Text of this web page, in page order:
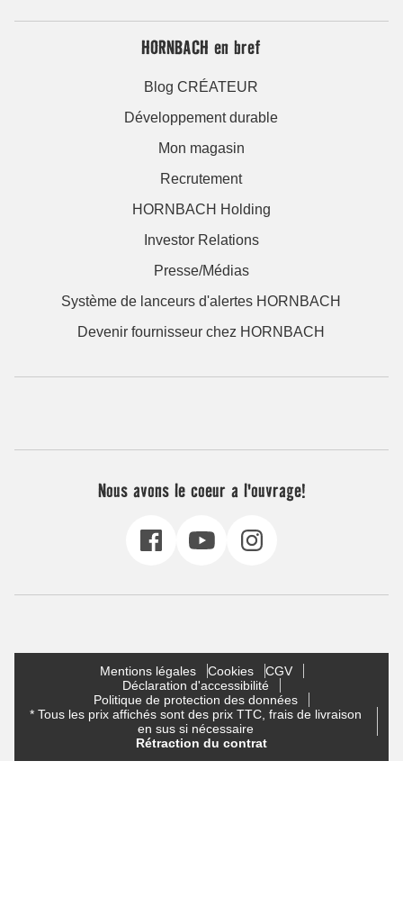
HORNBACH en bref
Blog CRÉATEUR
Développement durable
Mon magasin
Recrutement
HORNBACH Holding
Investor Relations
Presse/Médias
Système de lanceurs d'alertes HORNBACH
Devenir fournisseur chez HORNBACH
Nous avons le coeur a l'ouvrage!
Mentions légales Cookies
CGV
Déclaration d'accessibilité
Politique de protection des données
* Tous les prix affichés sont des prix TTC, frais de livraison
en sus si nécessaire
Rétraction du contrat